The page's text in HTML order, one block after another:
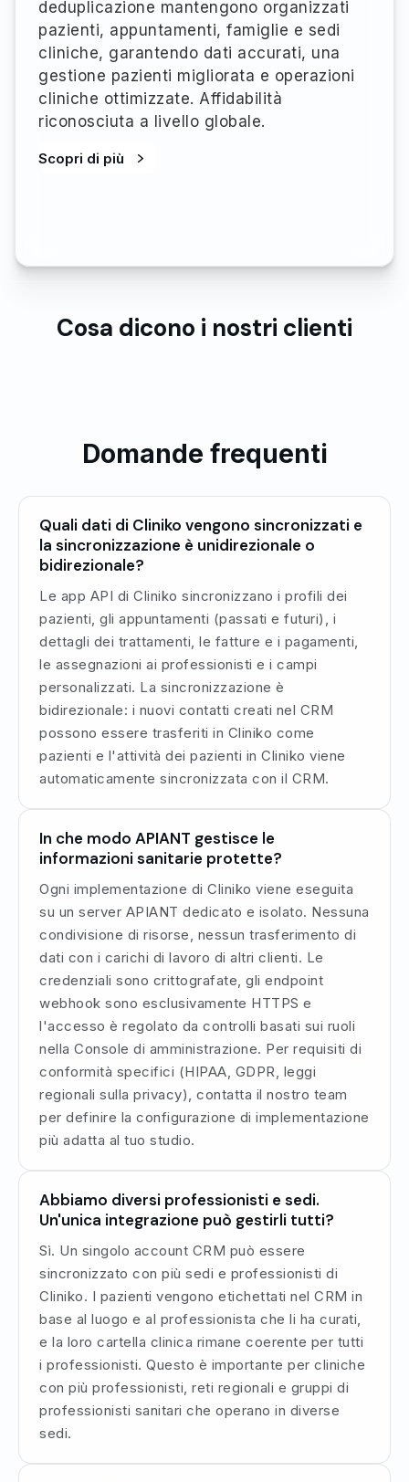
deduplicazione mantengono organizzati
pazienti, appuntamenti, famiglie e sedi
cliniche, garantendo dati accurati, una
gestione pazienti migliorata e operazioni
cliniche ottimizzate. Affidabilità
riconosciuta a livello globale.
Scopri di più
Cosa dicono i nostri clienti
Domande frequenti
Quali dati di Cliniko vengono sincronizzati e
la sincronizzazione è unidirezionale o
bidirezionale?
Le app API di Cliniko sincronizzano i profili dei
pazienti, gli appuntamenti (passati e futuri), i
dettagli dei trattamenti, le fatture e i pagamenti,
le assegnazioni ai professionisti e i campi
personalizzati. La sincronizzazione è
bidirezionale: i nuovi contatti creati nel CRM
possono essere trasferiti in Cliniko come
pazienti e l'attività dei pazienti in Cliniko viene
automaticamente sincronizzata con il CRM.
In che modo APIANT gestisce le
informazioni sanitarie protette?
Ogni implementazione di Cliniko viene eseguita
su un server APIANT dedicato e isolato. Nessuna
condivisione di risorse, nessun trasferimento di
dati con i carichi di lavoro di altri clienti. Le
credenziali sono crittografate, gli endpoint
webhook sono esclusivamente HTTPS e
l'accesso è regolato da controlli basati sui ruoli
nella Console di amministrazione. Per requisiti di
conformità specifici (HIPAA, GDPR, leggi
regionali sulla privacy), contatta il nostro team
per definire la configurazione di implementazione
più adatta al tuo studio.
Abbiamo diversi professionisti e sedi.
Un'unica integrazione può gestirli tutti?
Sì. Un singolo account CRM può essere
sincronizzato con più sedi e professionisti di
Cliniko. I pazienti vengono etichettati nel CRM in
base al luogo e al professionista che li ha curati,
e la loro cartella clinica rimane coerente per tutti
i professionisti. Questo è importante per cliniche
con più professionisti, reti regionali e gruppi di
professionisti sanitari che operano in diverse
sedi.